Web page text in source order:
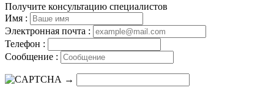
Получите консультацию специалистов
Имя :
Электронная почта :
Телефон :
Сообщение :
→